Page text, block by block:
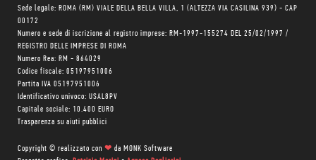
Sede legale: ROMA (RM) VIALE DELLA BELLA VILLA, 1 (ALTEZZA VIA CASILINA 939) - CAP
00172
Numero e sede di iscrizione al registro imprese: RM-1997-155274 DEL 25/02/1997 /
REGISTRO DELLE IMPRESE DI ROMA
Numero Rea: RM - 864029
Codice fiscale: 05197951006
Partita IVA 05197951006
Identificativo univoco: USAL8PV
Capitale sociale: 10.400 EURO
Trasparenza su aiuti pubblici
Copyright © realizzato con ❤ da MONK Software